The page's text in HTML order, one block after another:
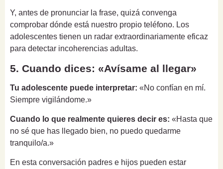
Y, antes de pronunciar la frase, quizá convenga
comprobar dónde está nuestro propio teléfono. Los
adolescentes tienen un radar extraordinariamente eficaz
para detectar incoherencias adultas.
5. Cuando dices: «Avísame al llegar»
Tu adolescente puede interpretar: «No confían en mí.
Siempre vigilándome.»
Cuando lo que realmente quieres decir es: «Hasta que
no sé que has llegado bien, no puedo quedarme
tranquilo/a.»
En esta conversación padres e hijos pueden estar